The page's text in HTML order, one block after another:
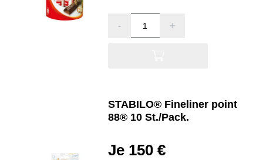
- +
STABILO® Fineliner point
88® 10 St./Pack.
Je 150 €